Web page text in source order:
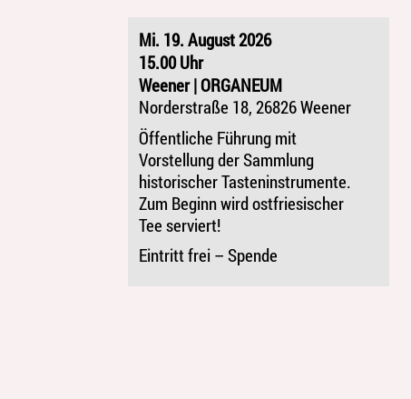
Mi. 19. August 2026
15.00 Uhr
Weener | ORGANEUM
Norderstraße 18, 26826 Weener
Öffentliche Führung mit
Vorstellung der Sammlung
historischer Tasteninstrumente.
Zum Beginn wird ostfriesischer
Tee serviert!
Eintritt frei – Spende